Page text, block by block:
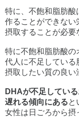
特に、不飽和脂肪酸
作ることができない
摂取することが必要
特に不飽和脂肪酸の
代人に不足している
摂取したい質の良い
DHAが不足してい
遅れる傾向にあると
女性は日ごろから摂